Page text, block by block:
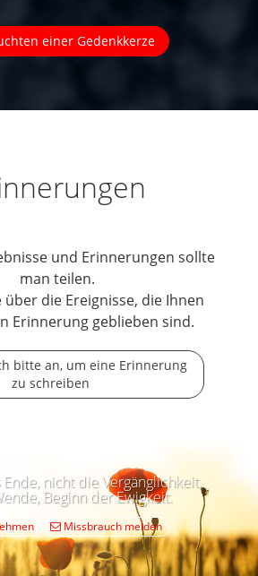
einer Gedenkkerze
und Erinnerungen sollte
man teilen.
über die Ereignisse, die Ihnen
Erinnerung geblieben sind.
bitte an, um eine Erinnerung
zu schreiben
nicht die Vergänglichkeit,
Beginn der Ewigkeit.
Missbrauch melden